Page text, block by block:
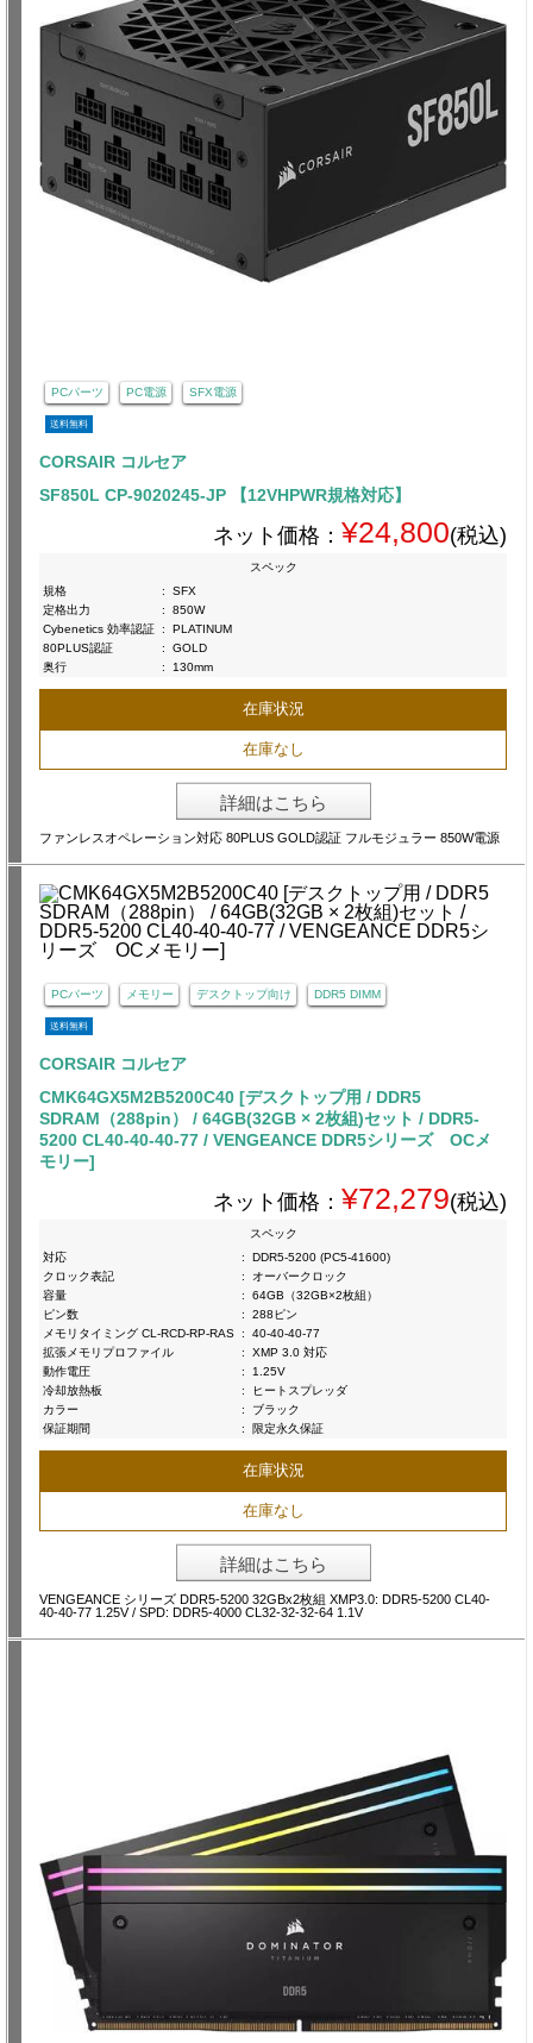
PCパーツ PC電源 SFX電源
送料無料
CORSAIR コルセア
SF850L CP-9020245-JP 【12VHPWR規格対応】
ネット価格： ¥24,800(税込)
スペック
規格
:
SFX
定格出力
:
850W
Cybenetics 効率認証 :
PLATINUM
80PLUS認証
:
GOLD
奥行
: 130mm
在庫状況
在庫なし
詳細はこちら
ファンレスオペレーション対応 80PLUS GOLD認証 フルモジュラー 850W電源
PCパーツ メモリー デスクトップ向け DDR5 DIMM
送料無料
CORSAIR コルセア
CMK64GX5M2B5200C40 [デスクトップ用 / DDR5
SDRAM（288pin） / 64GB(32GB × 2枚組)セット / DDR5-
5200 CL40-40-40-77 / VENGEANCE DDR5シリーズ OCメ
モリー]
ネット価格： ¥72,279(税込)
スペック
対応
:
DDR5-5200 (PC5-41600)
クロック表記
:
オーバークロック
容量
:
64GB（32GB×2枚組）
ピン数
:
288ピン
メモリタイミング CL-RCD-RP-RAS :
40-40-40-77
拡張メモリプロファイル
:
XMP 3.0 対応
動作電圧
:
1.25V
冷却放熱板
:
ヒートスプレッダ
カラー
:
ブラック
保証期間
: 限定永久保証
在庫状況
在庫なし
詳細はこちら
VENGEANCE シリーズ DDR5-5200 32GBx2枚組 XMP3.0: DDR5-5200 CL40-
40-40-77 1.25V / SPD: DDR5-4000 CL32-32-32-64 1.1V